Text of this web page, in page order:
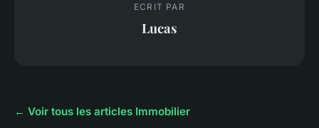
ECRIT PAR
Lucas
← Voir tous les articles Immobilier